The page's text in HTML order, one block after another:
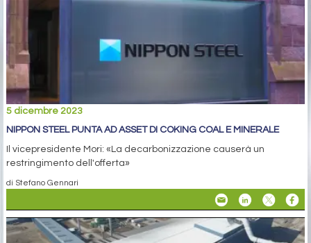
5 dicembre 2023
NIPPON STEEL PUNTA AD ASSET DI COKING COAL E MINERALE
Il vicepresidente Mori: «La decarbonizzazione causerà un
restringimento dell'offerta»
di Stefano Gennari